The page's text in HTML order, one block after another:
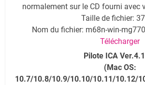
normalement sur le CD fourni avec
Taille de fichier:
Nom du fichier: m68n-win-
Télécharger
Pilote ICA
(Mac OS:
10.7/10.8/10.9/10.10/10.11/10.12/